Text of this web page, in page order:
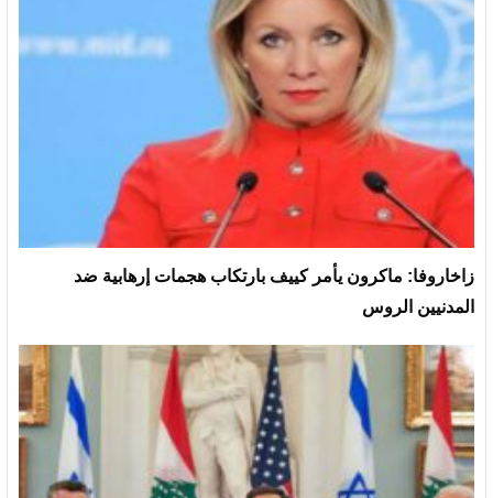
زاخاروفا: ماكرون يأمر كييف بارتكاب هجمات إرهابية ضد
المدنيين الروس